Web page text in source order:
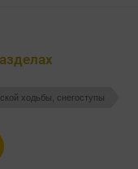
ходьбы, снегоступы